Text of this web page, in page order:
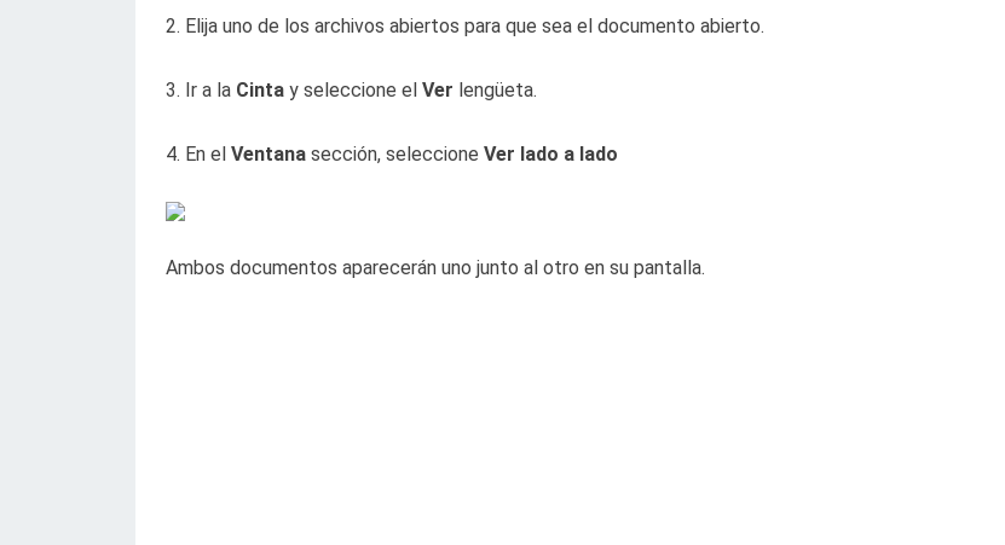
2. Elija uno de los archivos abiertos para que sea el documento abierto.
3. Ir a la Cinta y seleccione el Ver lengüeta.
4. En el Ventana sección, seleccione Ver lado a lado
Ambos documentos aparecerán uno junto al otro en su pantalla.